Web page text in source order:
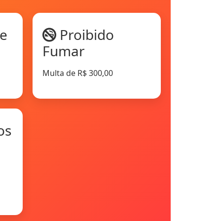
Proibido
Fumar
Multa de R$ 300,00